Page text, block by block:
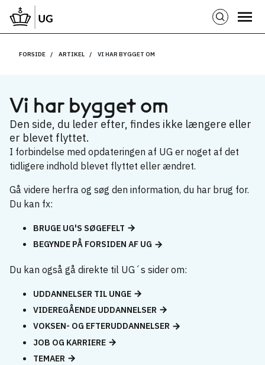
FORSIDE ARTIKEL VI HAR BYGGET OM
Vi har bygget om
Den side, du leder efter, findes ikke længere eller
er blevet flyttet.
I forbindelse med opdateringen af UG er noget af det
tidligere indhold blevet flyttet eller ændret.
Gå videre herfra og søg den information, du har brug for.
Du kan fx:
BRUGE UG'S SØGEFELT
BEGYNDE PÅ FORSIDEN AF UG
Du kan også gå direkte til UG´s sider om:
UDDANNELSER TIL UNGE
VIDEREGÅENDE UDDANNELSER
VOKSEN- OG EFTERUDDANNELSER
JOB OG KARRIERE
TEMAER